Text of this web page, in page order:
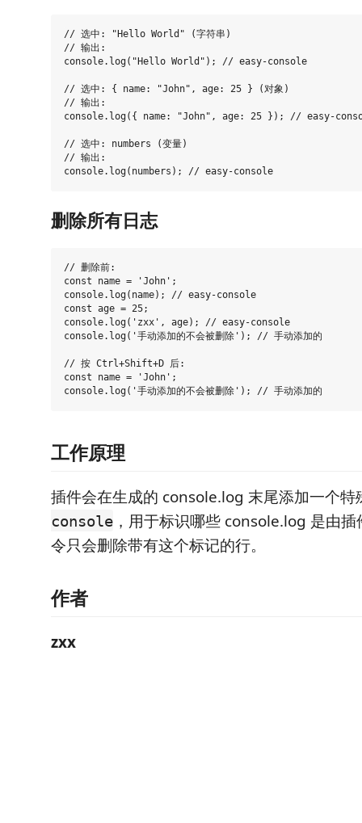
// 选中: "Hello World" (字符串)
// 输出:
console.log("Hello World"); // easy-console
// 选中: { name: "John", age: 25 } (对象)
// 输出:
console.log({ name: "John", age: 25 }); // easy-
// 选中: numbers (变量)
// 输出:
删除所有日志
// 删除前:
const name = 'John';
console.log(name); // easy-console
const age = 25;
console.log('zxx', age); // easy-console
console.log('手动添加的不会被删除'); // 手动添加的
// 按 Ctrl+Shift+D 后:
const name = 'John';
工作原理
插件会在生成的 console.log 末尾添加一个
console ，用于标识哪些 console.log 是由
令只会删除带有这个标记的行。
作者
zxx